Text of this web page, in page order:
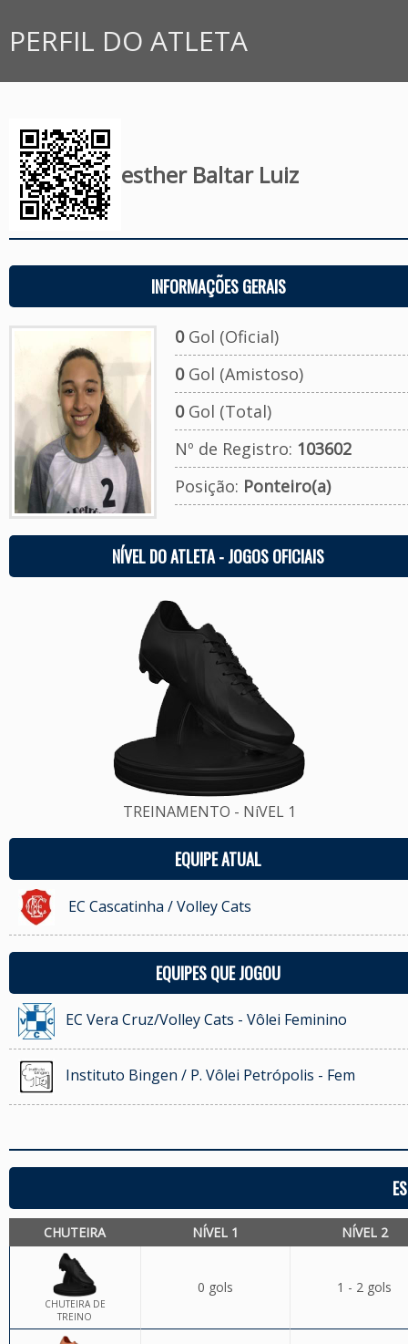
PERFIL DO ATLETA
esther Baltar Luiz
INFORMAÇÕES GERAIS
0Gol (Oficial)
0Gol (Amistoso)
0Gol (Total)
Nº de Registro: 103602
Posição: Ponteiro(a)
NÍVEL DO ATLETA - JOGOS OFICIAIS
TREINAMENTO - NíVEL 1
EQUIPE ATUAL
EC Cascatinha / Volley Cats
EQUIPES QUE JOGOU
EC Vera Cruz/Volley Cats - Vôlei Feminino
Instituto Bingen / P. Vôlei Petrópolis - Fem
CHUTEIRA NÍVEL 1 NÍVEL 2
CHUTEIRA DE
TREINO
0 gols 1 - 2 gols